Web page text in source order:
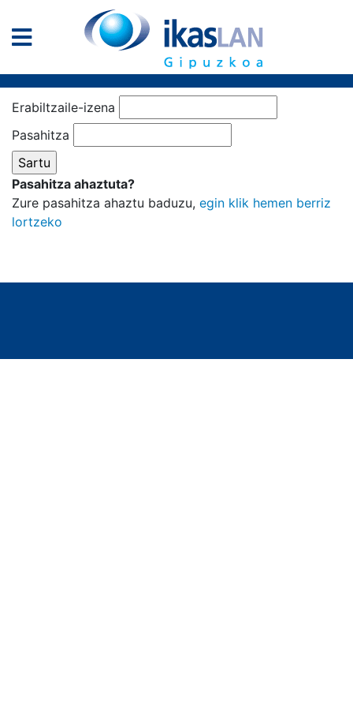
Erabiltzaile-izena
Pasahitza
Pasahitza ahaztuta?
Zure pasahitza ahaztu baduzu, egin klik hemen berriz
lortzeko